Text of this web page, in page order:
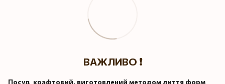
ВАЖЛИВО ❗️
Посуд крафтовий, виготовлений методом лиття форм